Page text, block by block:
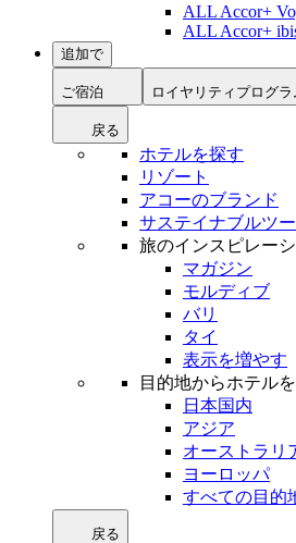
ALL Accor+
ALL Accor+
追加で
ご宿泊 ロイヤリティプログラ
戻る
ホテルを探す
リゾート
アコーのブランド
サステイナブルツ
旅のインスピレー
マガジン
モルディブ
バリ
タイ
表示を増やす
目的地からホテル
日本国内
アジア
オーストラリ
ヨーロッパ
すべての目的
戻る